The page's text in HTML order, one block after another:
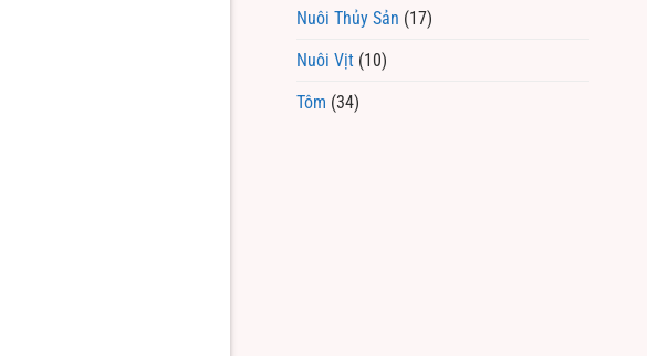
Nuôi Thủy Sản (17)
Nuôi Vịt (10)
Tôm (34)